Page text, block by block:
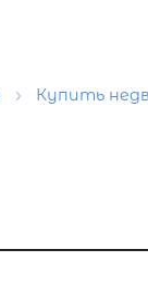
Купить